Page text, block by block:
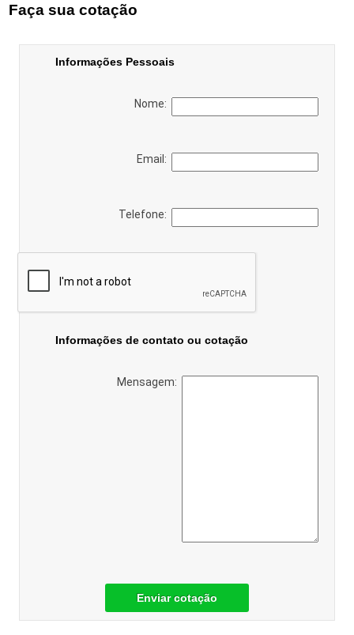
Faça sua cotação
Informações Pessoais
Nome:
Email:
Telefone:
Informações de contato ou cotação
Mensagem:
Enviar cotação